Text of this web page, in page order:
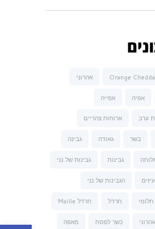
Orange אהרוני
אפיה אפייה
ערב ארוחות צהריים
בשר גאודה גבינה
גבינות גבינות של נני
הגבינות של נני
חלומי חרדל חרדל Maille
כשר לפסח מאפה